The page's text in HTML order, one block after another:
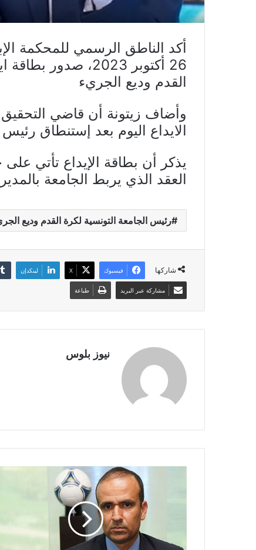
أكد الناطق الرسمي للمحكمة
26 أكتوبر 2023،
القدم وديع الجريء
وأضاف زيتونة أن قاضي التحقيق
الايداع اليوم بعد إستنطاق
يذكر أن بطاقة الإيداع تأتي
العقد الذي يربط الجامعة
رئيس الجامعة التونسية لكرة القدم وديع
شاركها فيسبوك X لينكدإن
مشاركة عبر البريد طباعة
نيوز بلوس